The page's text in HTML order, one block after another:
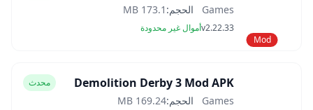
Mod
Games الحجم: 173.1 MB
v2.22.33أموال غير محدودة
Demolition Derby 3 Mod APK محدث
Games الحجم:169.24 MB